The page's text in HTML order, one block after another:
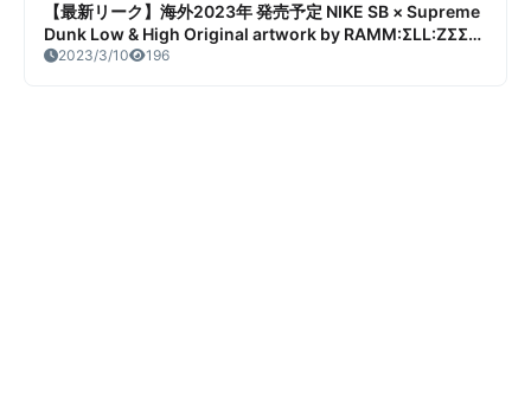
【最新リーク】海外2023年 発売予定 NIKE SB × Supreme
Dunk Low & High Original artwork by RAMM:ΣLL:ZΣΣ
リーク情報まとめ
2023/3/10 196